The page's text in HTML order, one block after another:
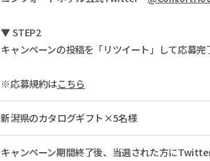
▼ STEP2
キャンペーンの投稿を「リツイート」して応募完
※応募規約はこちら
新潟県のカタログギフト×5名様
キャンペーン期間終了後、当選された方に